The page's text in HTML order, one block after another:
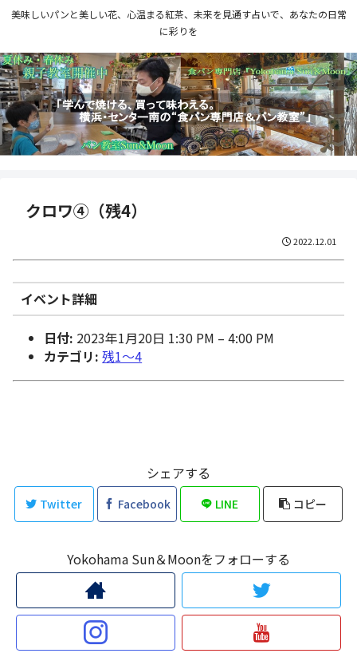
美味しいパンと美しい花、心温まる紅茶、未来を見通す占いで、あなたの日常
に彩りを
クロワ④（残4）
2022.12.01
イベント詳細
日付: 2023年1月20日 1:30 PM –4:00 PM
カテゴリ: 残1〜4
シェアする
Twitter Facebook LINE コピー
Yokohama Sun＆Moonをフォローする